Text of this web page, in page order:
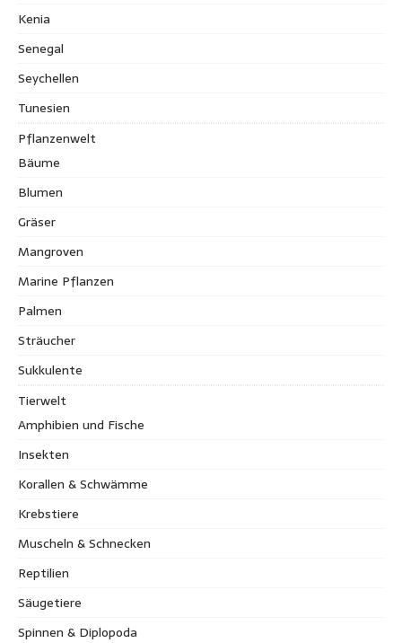
Kenia
Senegal
Seychellen
Tunesien
Pflanzenwelt
Bäume
Blumen
Gräser
Mangroven
Marine Pflanzen
Palmen
Sträucher
Sukkulente
Tierwelt
Amphibien und Fische
Insekten
Korallen & Schwämme
Krebstiere
Muscheln & Schnecken
Reptilien
Säugetiere
Spinnen & Diplopoda